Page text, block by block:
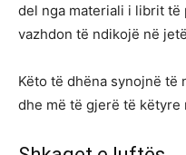
del nga materiali i librit të
vazhdon të ndikojë në
Këto të dhëna synojnë të
dhe më të gjerë të këtyre